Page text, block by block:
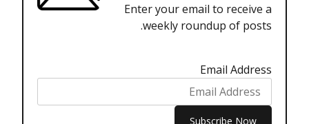
Enter your email to receive a
weekly roundup of posts.
Email Address